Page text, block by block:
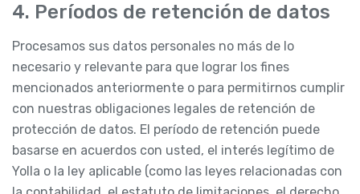
4. Períodos de retención de datos
Procesamos sus datos personales no más de lo
necesario y relevante para que lograr los fines
mencionados anteriormente o para permitirnos cumplir
con nuestras obligaciones legales de retención de
protección de datos. El período de retención puede
basarse en acuerdos con usted, el interés legítimo de
Yolla o la ley aplicable (como las leyes relacionadas con